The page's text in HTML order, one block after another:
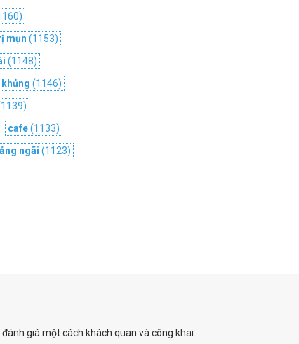
mụn (1153)
(1148)
(1146)
cafe(1133)
ngãi (1123)
giá một cách khách quan và công khai.